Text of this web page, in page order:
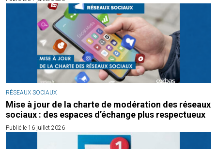
RÉSEAUX SOCIAUX
Mise à jour de la charte de modération des réseaux
sociaux : des espaces d’échange plus respectueux
Publié le 16 juillet 2026